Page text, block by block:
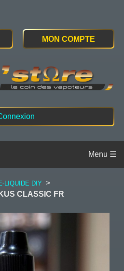
MON COMPTE
LIQUIDE DIY
>
CLASSIC FR